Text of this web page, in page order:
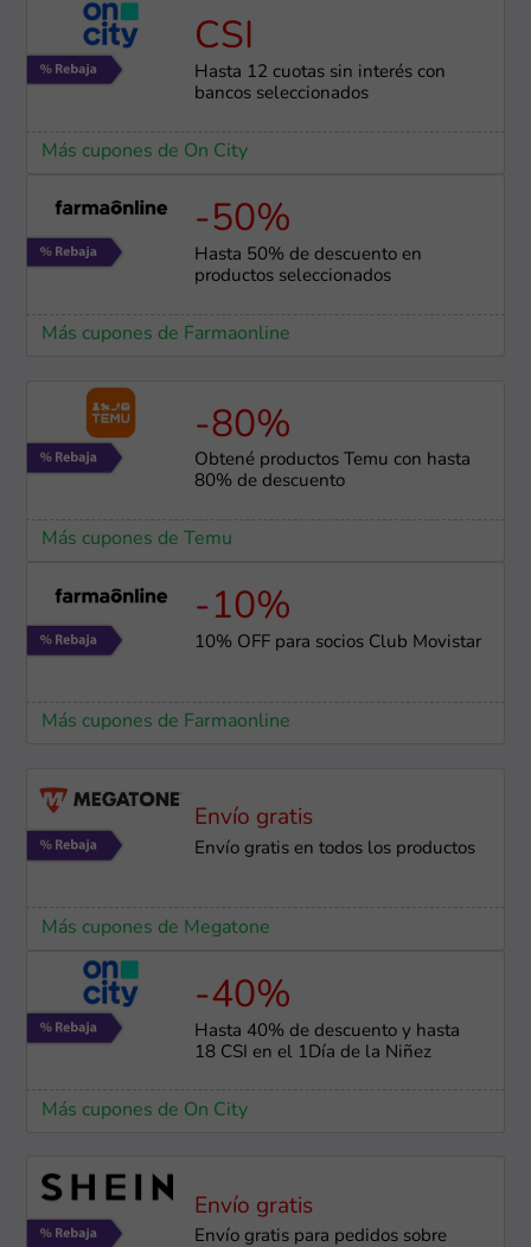
CSI
Hasta 12 cuotas sin interés con
bancos seleccionados
Más cupones de On City
-50%
Hasta 50% de descuento en
productos seleccionados
Más cupones de Farmaonline
-80%
Obtené productos Temu con hasta
80% de descuento
Más cupones de Temu
-10%
10% OFF para socios Club Movistar
Más cupones de Farmaonline
Envío gratis
Envío gratis en todos los productos
Más cupones de Megatone
-40%
Hasta 40% de descuento y hasta
18 CSI en el 1Día de la Niñez
Más cupones de On City
Envío gratis
Envío gratis para pedidos sobre